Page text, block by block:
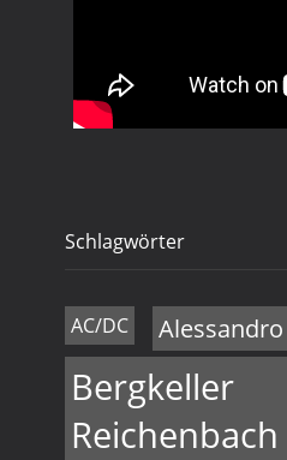
Schlagwörter
AC/DC
Bergkeller
Reichenbach